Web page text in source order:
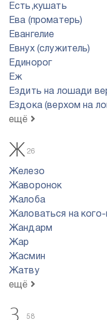
Есть,кушать
Ева (проматерь)
Евангелие
Евнух (служитель)
Единорог
Еж
Ездить на лошади
Ездока (верхом на
ещё
Ж 26
Железо
Жаворонок
Жалоба
Жаловаться на кого-
Жандарм
Жар
Жасмин
Жатву
ещё
З 58